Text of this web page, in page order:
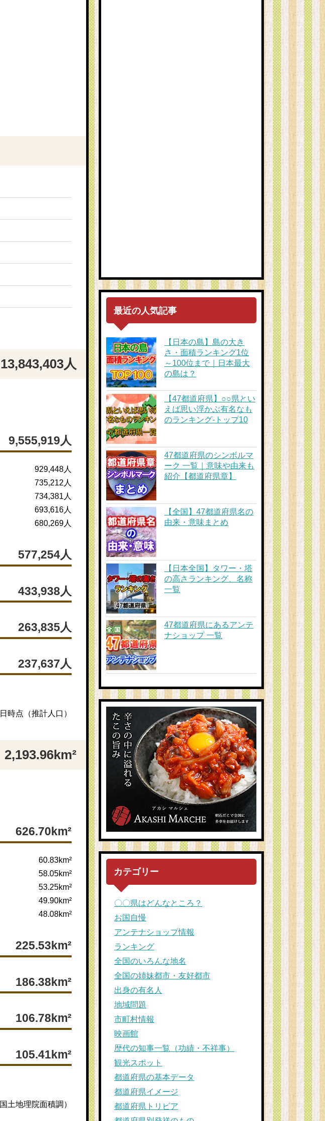
13,843,403人
9,555,919人
929,448人
735,212人
734,381人
693,616人
680,269人
577,254人
433,938人
263,835人
237,637人
時点（推計人口）
2,193.96km²
626.70km²
60.83km²
58.05km²
53.25km²
49.90km²
48.08km²
225.53km²
186.38km²
106.78km²
105.41km²
土地理院面積調）
最近の人気記事
【日本の島】島の大き
さ・面積ランキング1位
～100位まで｜日本最大
の島は？
【47都道府県】○○県とい
えば思い浮かぶ有名なも
のランキング-トップ10
47都道府県のシンボルマ
ーク 一覧｜意味や由来も
紹介【都道府県章】
【全国】47都道府県名の
由来・意味まとめ
【日本全国】タワー・塔
の高さランキング、名称
一覧
47都道府県にあるアンテ
ナショップ 一覧
カテゴリー
〇〇県はどんなところ？
お国自慢
アンテナショップ情報
ランキング
全国のいろんな地名
全国の姉妹都市・友好都市
出身の有名人
地域問題
市町村情報
映画館
歴代の知事一覧（功績・不祥事）
観光スポット
都道府県の基本データ
都道府県イメージ
都道府県トリビア